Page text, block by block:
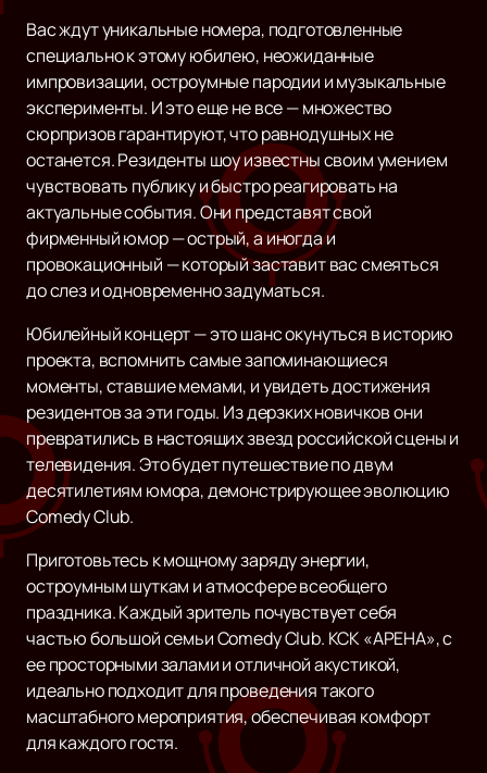
Вас ждут уникальные номера, подготовленные
специально к этому юбилею, неожиданные
импровизации, остроумные пародии и музыкальные
эксперименты. И это еще не все — множество
сюрпризов гарантируют, что равнодушных не
останется. Резиденты шоу известны своим умением
чувствовать публику и быстро реагировать на
актуальные события. Они представят свой
фирменный юмор — острый, а иногда и
провокационный — который заставит вас смеяться
до слез и одновременно задуматься.
Юбилейный концерт — это шанс окунуться в историю
проекта, вспомнить самые запоминающиеся
моменты, ставшие мемами, и увидеть достижения
резидентов за эти годы. Из дерзких новичков они
превратились в настоящих звезд российской сцены и
телевидения. Это будет путешествие по двум
десятилетиям юмора, демонстрирующее эволюцию
Comedy Club.
Приготовьтесь к мощному заряду энергии,
остроумным шуткам и атмосфере всеобщего
праздника. Каждый зритель почувствует себя
частью большой семьи Comedy Club. КСК «АРЕНА», с
ее просторными залами и отличной акустикой,
идеально подходит для проведения такого
масштабного мероприятия, обеспечивая комфорт
для каждого гостя.